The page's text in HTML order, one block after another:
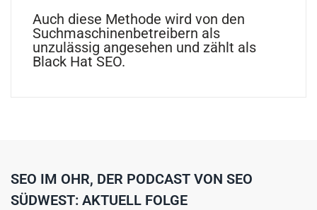
Auch diese Methode wird von den
Suchmaschinenbetreibern als
unzulässig angesehen und zählt als
Black Hat SEO.
SEO IM OHR, DER PODCAST VON SEO
SÜDWEST: AKTUELL FOLGE